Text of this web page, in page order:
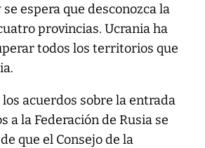
espera que desconozca la
provincias. Ucrania ha
todos los territorios que
los acuerdos sobre la entrada
a la Federación de Rusia se
que el Consejo de la